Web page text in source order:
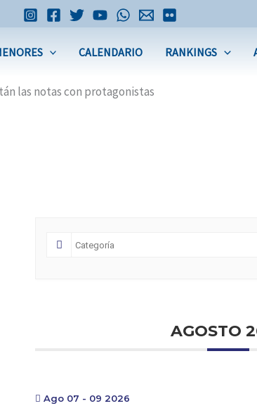
CALENDARIO RANKINGS
las notas con protagonistas
AGOSTO
Ago 07 - 09 2026